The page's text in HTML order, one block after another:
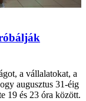
a vállalatokat, a
augusztus 31-éig
19 és 23 óra között.